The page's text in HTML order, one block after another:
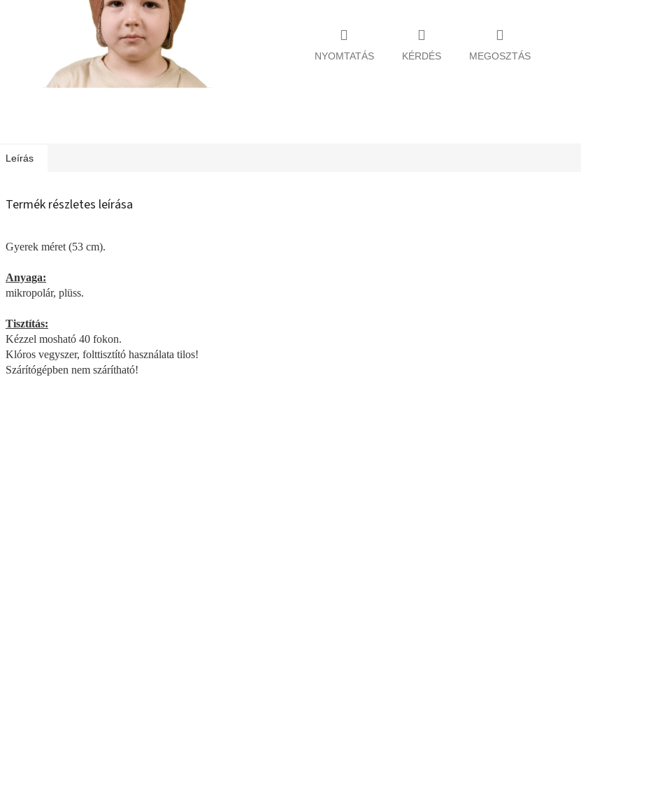
NYOMTATÁS KÉRDÉS MEGOSZTÁS
Leírás
Termék részletes leírása
Gyerek méret (53 cm).
Anyaga:
mikropolár, plüss.
Tisztítás:
Kézzel mosható 40 fokon.
Klóros vegyszer, folttisztító használata tilos!
Szárítógépben nem szárítható!